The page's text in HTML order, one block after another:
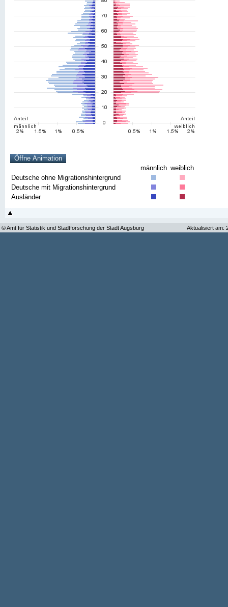
männlich weiblich
Deutsche ohne Migrationshintergrund
Deutsche mit Migrationshintergrund
Ausländer
© Amt für Statistik und Stadtforschung der Stadt Augsburg Aktualisiert am: